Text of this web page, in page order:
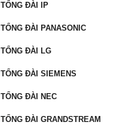
TỔNG ĐÀI IP
TỔNG ĐÀI PANASONIC
TỔNG ĐÀI LG
TỔNG ĐÀI SIEMENS
TỔNG ĐÀI NEC
TỔNG ĐÀI GRANDSTREAM